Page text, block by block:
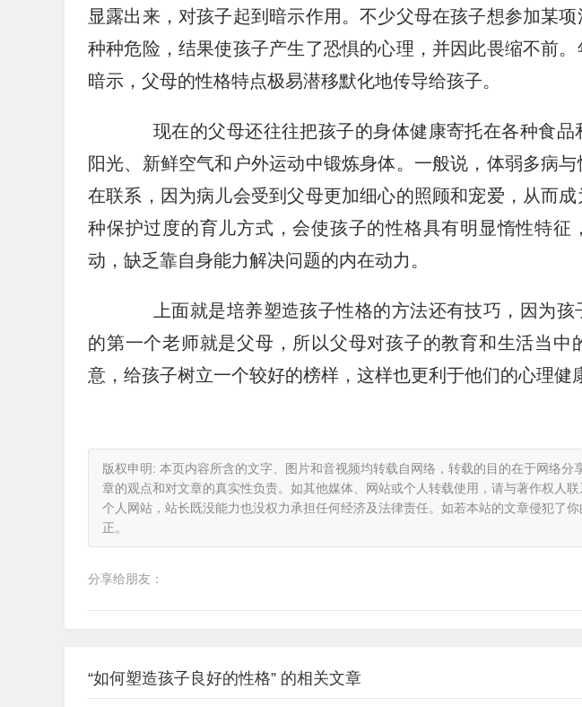
显露出来，对孩子起到暗示作用。不少父母在孩子想参加某
种种危险，结果使孩子产生了恐惧的心理，并因此畏缩不前
暗示，父母的性格特点极易潜移默化地传导给孩子。
现在的父母还往往把孩子的身体健康寄托在各种食品
阳光、新鲜空气和户外运动中锻炼身体。一般说，体弱多病
在联系，因为病儿会受到父母更加细心的照顾和宠爱，从而
种保护过度的育儿方式，会使孩子的性格具有明显惰性特征
动，缺乏靠自身能力解决问题的内在动力。
上面就是培养塑造孩子性格的方法还有技巧，因为孩
的第一个老师就是父母，所以父母对孩子的教育和生活当中
意，给孩子树立一个较好的榜样，这样也更利于他们的心理健
版权申明: 本页内容所含的文字、图片和音视频均转载自网络，转载的目的在于网络分
章的观点和对文章的真实性负责。如其他媒体、网站或个人转载使用，请与著作权人
个人网站，站长既没能力也没权力承担任何经济及法律责任。如若本站的文章侵犯了
正。
分享给朋友：
“如何塑造孩子良好的性格” 的相关文章